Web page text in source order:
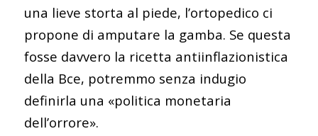
una lieve storta al piede, l’ortopedico ci
propone di amputare la gamba. Se questa
fosse davvero la ricetta antiinflazionistica
della Bce, potremmo senza indugio
definirla una «politica monetaria
dell’orrore».